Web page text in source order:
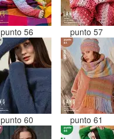
punto 56 punto 57
punto 60 punto 61